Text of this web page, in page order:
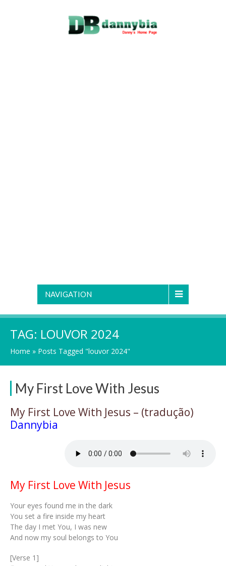
NAVIGATION
TAG: LOUVOR 2024
Home » Posts Tagged "louvor 2024"
My First Love With Jesus
My First Love With Jesus – (tradução)
Dannybia
My First Love With Jesus
Your eyes found me in the dark
You set a fire inside my heart
The day I met You, I was new
And now my soul belongs to You
[Verse 1]